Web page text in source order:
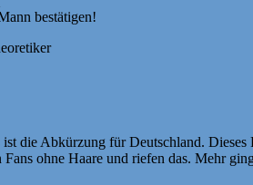
bestätigen!
die Abkürzung für Deutschland.
Fans ohne Haare und riefen das. Mehr